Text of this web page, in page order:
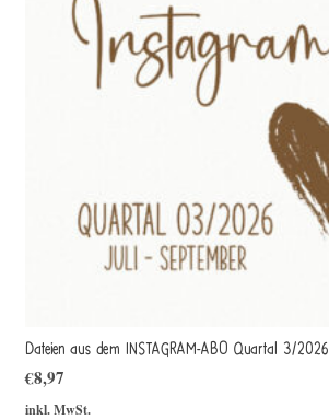
Dateien aus dem INSTAGRAM-ABO Quartal 3/2026
€8,97
inkl. MwSt.